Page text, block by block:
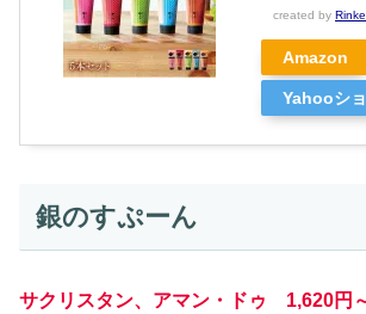
created by
Amazon
Yahooシ
銀のすぷーん
サクリスタン、アマン・ドゥ 1,620円